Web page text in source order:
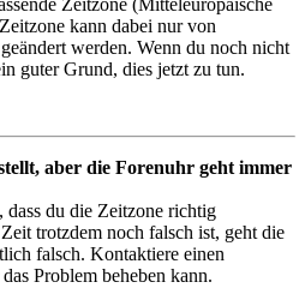
Zeitzone (Mitteleuropäische
kann dabei nur von
werden. Wenn du noch nicht
guter Grund, dies jetzt zu tun.
aber die Forenuhr geht immer
dass du die Zeitzone richtig
trotzdem noch falsch ist, geht die
falsch. Kontaktiere einen
Problem beheben kann.